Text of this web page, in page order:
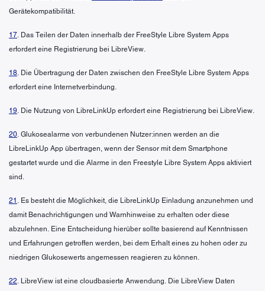
Gerätekompatibilität.
17. Das Teilen der Daten innerhalb der FreeStyle Libre System Apps
erfordert eine Registrierung bei LibreView.
18. Die Übertragung der Daten zwischen den FreeStyle Libre System Apps
erfordert eine Internetverbindung.
19. Die Nutzung von LibreLinkUp erfordert eine Registrierung bei LibreView.
20. Glukosealarme von verbundenen Nutzer:innen werden an die
LibreLinkUp App übertragen, wenn der Sensor mit dem Smartphone
gestartet wurde und die Alarme in den Freestyle Libre System Apps aktiviert
sind.
21 . Es besteht die Möglichkeit, die LibreLinkUp Einladung anzunehmen und
damit Benachrichtigungen und Warnhinweise zu erhalten oder diese
abzulehnen. Eine Entscheidung hierüber sollte basierend auf Kenntnissen
und Erfahrungen getroffen werden, bei dem Erhalt eines zu hohen oder zu
niedrigen Glukosewerts angemessen reagieren zu können.
22. LibreView ist eine cloudbasierte Anwendung. Die LibreView Daten